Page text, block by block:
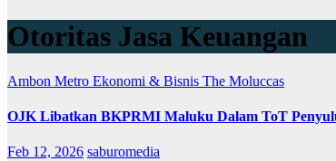
Otoritas Jasa Keuangan
Ambon Metro Ekonomi & Bisnis The Moluccas
OJK Libatkan BKPRMI Maluku Dalam ToT
Feb 12, 2026 saburomedia